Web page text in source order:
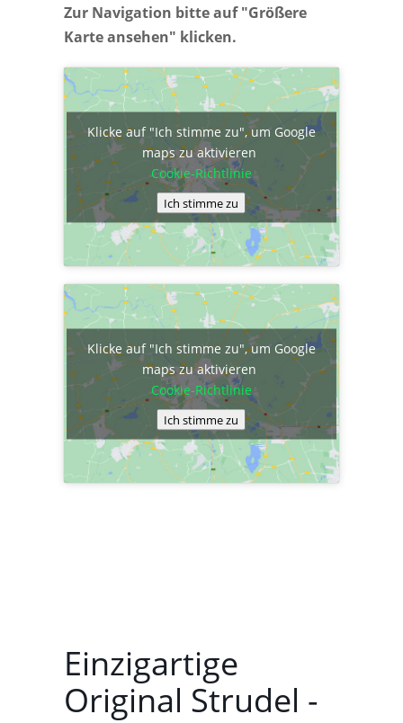
Zur Navigation bitte auf "Größere
Karte ansehen" klicken.
Klicke auf "Ich stimme zu", um Google
maps zu aktivieren
Cookie-Richtlinie
Ich stimme zu
Klicke auf "Ich stimme zu", um Google
maps zu aktivieren
Cookie-Richtlinie
Ich stimme zu
Einzigartige
Original Strudel -